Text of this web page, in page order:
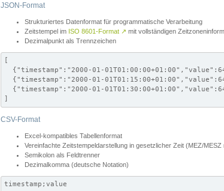
JSON-Format
Strukturiertes Datenformat für programmatische Verarbeitung
Zeitstempel im ISO 8601-Format ↗ mit vollständigen
Dezimalpunkt als Trennzeichen
[
{"timestamp":"2000-01-
{"timestamp":"2000-01-
{"timestamp":"2000-01-
]
CSV-Format
Excel-kompatibles Tabellenformat
Vereinfachte Zeitstempeldarstellung in gesetzlicher Zeit (MEZ/MESZ
Semikolon als Feldtrenner
Dezimalkomma (deutsche Notation)
timestamp;value